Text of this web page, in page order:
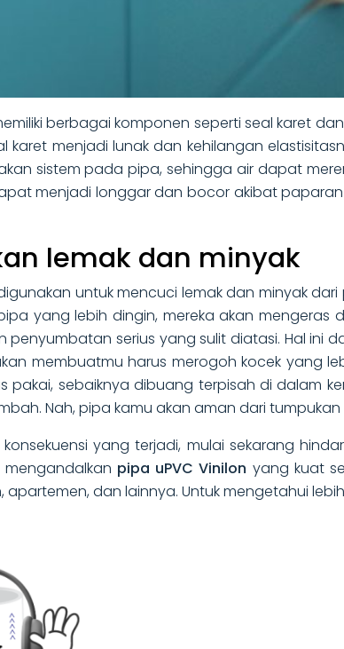
berbagai komponen seperti seal karet
menjadi lunak dan kehilangan
sistem pada pipa, sehingga air dapat
menjadi longgar dan bocor akibat
lemak dan minyak
untuk mencuci lemak dan minyak
yang lebih dingin, mereka akan mengeras
serius yang sulit diatasi. Hal ini
membuatmu harus merogoh kocek yang
pakai, sebaiknya dibuang terpisah di dalam
Nah, pipa kamu akan aman dari tumpukan
yang terjadi, mulai sekarang
mengandalkan pipa uPVC Vinilon yang kuat
dan lainnya. Untuk mengetahui